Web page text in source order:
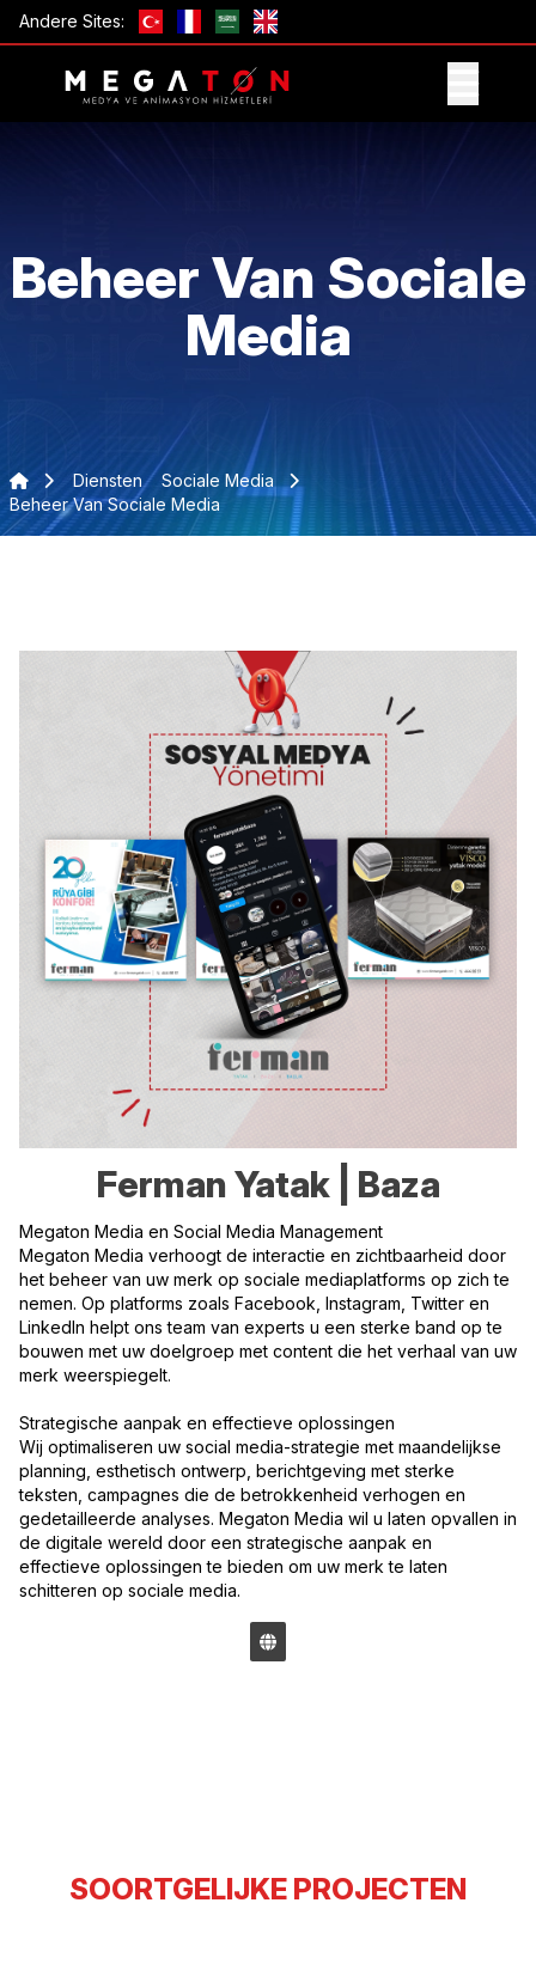
Andere Sites:
Beheer Van Sociale
Media
Diensten
Sociale Media
Beheer Van Sociale Media
Ferman Yatak | Baza
Megaton Media en Social Media Management
Megaton Media verhoogt de interactie en zichtbaarheid door
het beheer van uw merk op sociale mediaplatforms op zich te
nemen. Op platforms zoals Facebook, Instagram, Twitter en
LinkedIn helpt ons team van experts u een sterke band op te
bouwen met uw doelgroep met content die het verhaal van uw
merk weerspiegelt.
Strategische aanpak en effectieve oplossingen
Wij optimaliseren uw social media-strategie met maandelijkse
planning, esthetisch ontwerp, berichtgeving met sterke
teksten, campagnes die de betrokkenheid verhogen en
gedetailleerde analyses. Megaton Media wil u laten opvallen in
de digitale wereld door een strategische aanpak en
effectieve oplossingen te bieden om uw merk te laten
schitteren op sociale media.
SOORTGELIJKE PROJECTEN